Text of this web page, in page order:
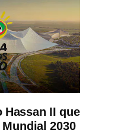
II que
2030